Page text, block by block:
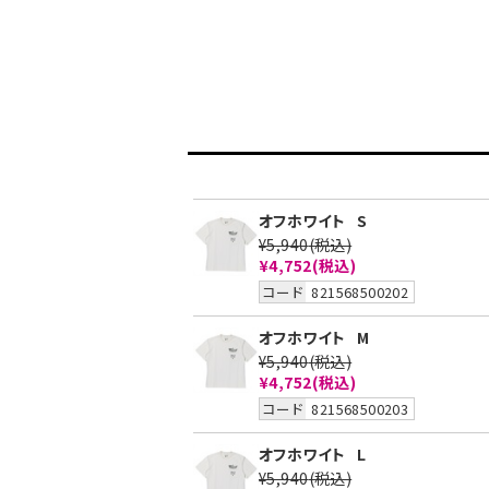
オフホワイト S
¥5,940(税込)
¥4,752(税込)
コード 821568500202
オフホワイト
M
¥5,940(税込)
¥4,752(税込)
コード 821568500203
オフホワイト
L
¥5,940(税込)